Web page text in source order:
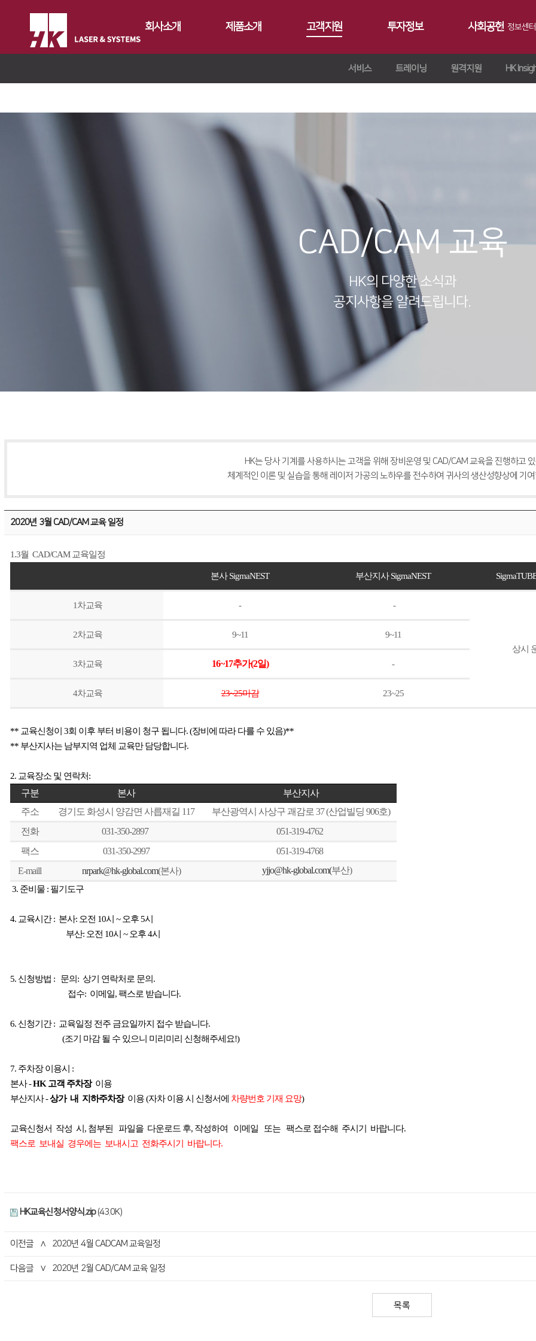
회사소개 제품소개
RS3015
PS Conversion
FO Series
Tube
고객지원 투자정보 사회공헌 정보센터
공지사항
서비스 트레이닝 원격지원 HK
CAD/CAM 교육
HK의 다양한 소식과
공지사항을 알려드립니다.
HK는 당사 기계를 사용하시는 고객을 위해 장비운영 및 CAD/CAM 교육을 진행하고
체계적인 이론 및 실습을 통해 레이저 가공의 노하우를 전수하여 귀사의 생산성향상에 기
2020년 3월 CAD/CAM 교육 일정
1.3월 CAD/CAM 교육일정
본사SigmaNEST 부산지사SigmaNEST
1차교육 - -
상시
2차교육 9~11 9~11
3차교육 16~17추가(2일) -
4차교육 23~25마감 23~25
** 교육신청이 3회 이후 부터 비용이 청구 됩니다. (장비에 따라 다를 수 있음)**
** 부산지사는 남부지역 업체 교육만 담당합니다.
2. 교육장소 및 연락처:
구분
본사
부산지사
주소
경기도 화성시 양감면 사릅재길 117 부산광역시 사상구 괘감로 37 (산업빌딩 906호)
전화
031-350-2897
051-319-4762
팩스
031-350-2997
051-319-4768
E-maill
nrpark@hk-global.com(본사) yjjo@hk-global.com(부산)
3. 준비물 : 필기도구
4. 교육시간: 본사: 오전 10시 ~ 오후5시
부산: 오전 10시 ~ 오후4시
5. 신청방법 : 문의: 상기 연락처로 문의.
접수: 이메일,팩스로 받습니다.
6. 신청기간: 교육일정 전주 금요일까지 접수 받습니다.
(조기 마감 될 수 있으니 미리미리 신청해주세요!)
7. 주차장 이용시 :
본사-HK 고객 주차장 이용
부산지사-상가 내 지하주차장 이용(자차 이용 시 신청서에 차량번호 기재 요망)
교육신청서 작성 시, 첨부된 파일을 다운로드 후, 작성하여 이메일 또는 팩스로 접수해 주시기 바랍니다.
팩스로 보내실 경우에는 보내시고 전화주시기 바랍니다.
HK교육신청서양식.zip(43.0K)
이전글 ∧ 2020년 4월 CADCAM 교육일정
다음글 ∨ 2020년 2월 CAD/CAM 교육 일정